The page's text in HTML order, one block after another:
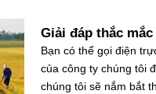
Giải đáp thắc
Bạn có thể gọi điện
của công ty chúng tôi
chúng tôi sẽ nắm bắt